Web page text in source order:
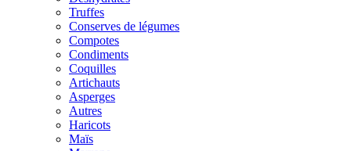
Truffes
Conserves de légumes
Compotes
Condiments
Coquilles
Artichauts
Asperges
Autres
Haricots
Maïs